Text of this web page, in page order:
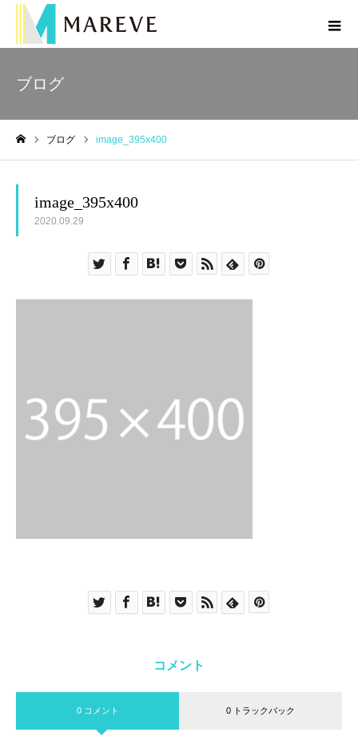
ブログ
ブログ image_395x400
image_395x400
2020.09.29
コメント
0 コメント 0 トラックバック